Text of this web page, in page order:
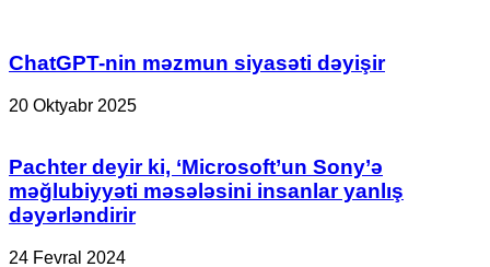
ChatGPT-nin məzmun siyasəti dəyişir
20 Oktyabr 2025
Pachter deyir ki, ‘Microsoft’un Sony’ə
məğlubiyyəti məsələsini insanlar yanlış
dəyərləndirir
24 Fevral 2024